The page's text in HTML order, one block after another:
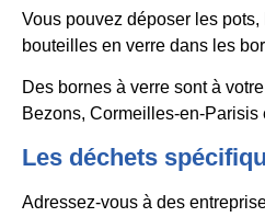
Vous pouvez déposer les
bouteilles en verre dans les
Des bornes à verre sont à
Bezons, Cormeilles-en-Parisis
Les déchets
Adressez-vous à des